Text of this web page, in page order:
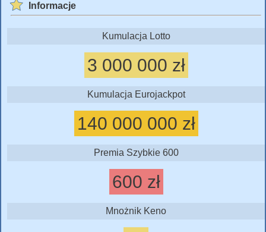
Informacje
Kumulacja Lotto
3 000 000 zł
Kumulacja Eurojackpot
140 000 000 zł
Premia Szybkie 600
600 zł
Mnożnik Keno